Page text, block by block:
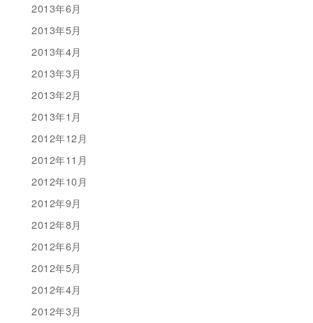
2013年6月
2013年5月
2013年4月
2013年3月
2013年2月
2013年1月
2012年12月
2012年11月
2012年10月
2012年9月
2012年8月
2012年6月
2012年5月
2012年4月
2012年3月